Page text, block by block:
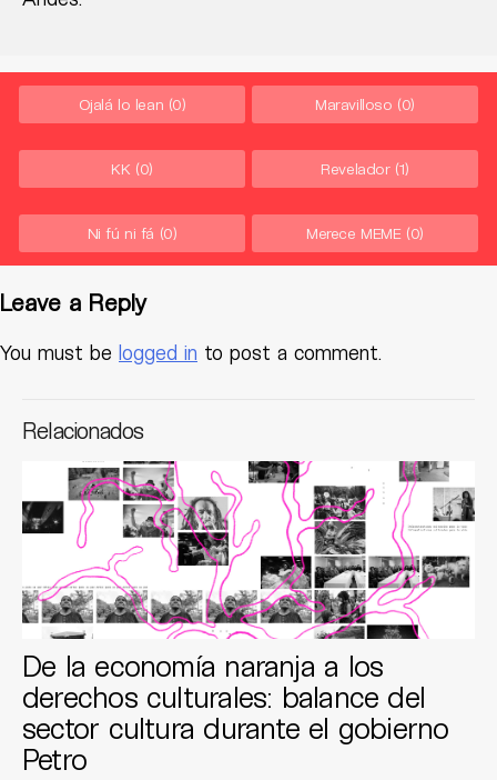
Ojalá lo lean (0) Maravilloso (0)
KK (0) Revelador (1)
Ni fú ni fá (0) Merece MEME (0)
Leave a Reply
You must be logged in to post a comment.
Relacionados
De la economía naranja a los
derechos culturales: balance del
sector cultura durante el gobierno
Petro